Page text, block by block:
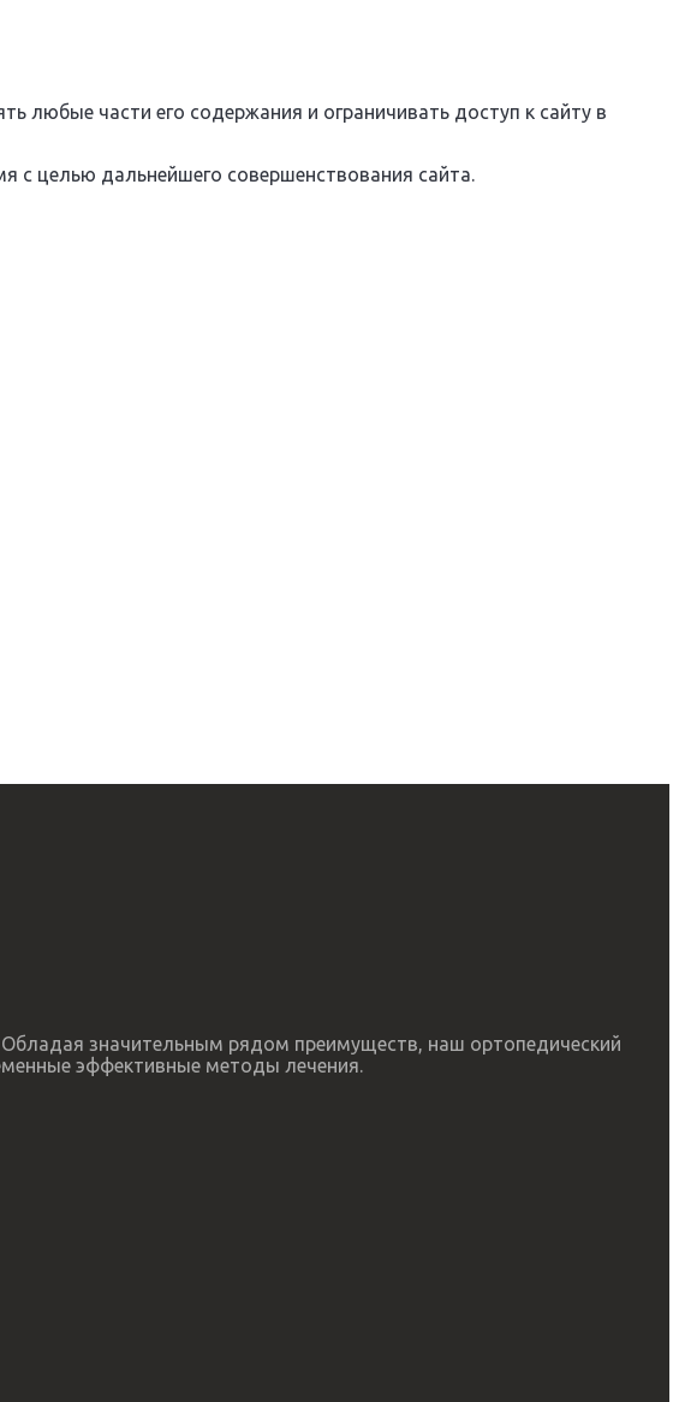
любые части его содержания и ограничивать доступ к сайту в
с целью дальнейшего совершенствования сайта.
значительным рядом преимуществ, наш ортопедический
эффективные методы лечения.